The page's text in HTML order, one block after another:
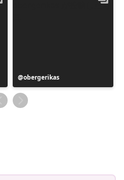
投
稿
者
obergerikas